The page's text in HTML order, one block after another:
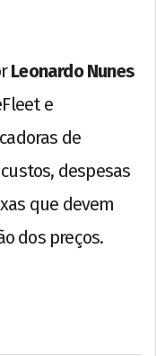
Leonardo Nunes
e
de
despesas
que devem
dos preços.